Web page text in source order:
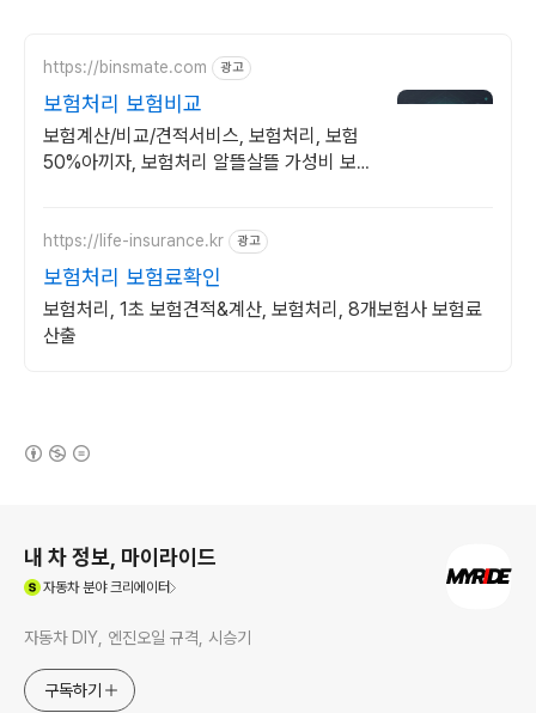
https://binsmate.com 광고
보험처리 보험비교
보험계산/비교/견적서비스, 보험처리, 보험
50%아끼자, 보험처리 알뜰살뜰 가성비 보험
https://life-insurance.kr 광고
보험처리 보험료확인
보험처리, 1초 보험견적&계산, 보험처리, 8개보험사 보험료
산출
내 차 정보, 마이라이드
자동차분야 크리에이터
자동차 DIY, 엔진오일 규격, 시승기
구독하기